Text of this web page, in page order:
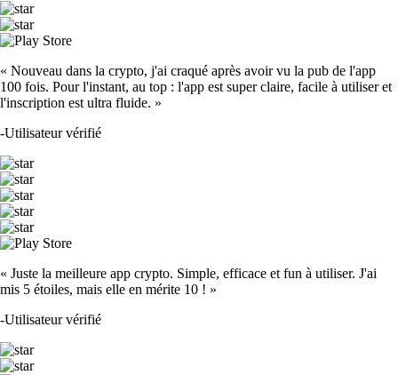
« Nouveau dans la crypto, j'ai craqué après avoir vu la pub de l'app
100 fois. Pour l'instant, au top : l'app est super claire, facile à utiliser et
l'inscription est ultra fluide. »
-Utilisateur vérifié
« Juste la meilleure app crypto. Simple, efficace et fun à utiliser. J'ai
mis 5 étoiles, mais elle en mérite 10 ! »
-Utilisateur vérifié